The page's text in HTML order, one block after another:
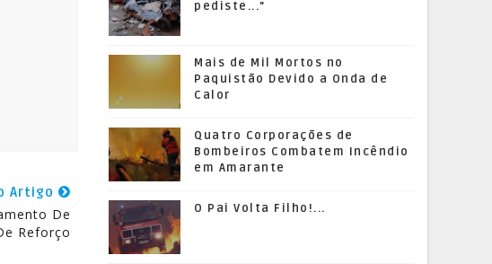
Artigo
De
Reforço
pediste..."
Mais de Mil Mortos no
Paquistão Devido a Onda de
Calor
Quatro Corporações de
Bombeiros Combatem Incêndio
em Amarante
O Pai Volta Filho!...